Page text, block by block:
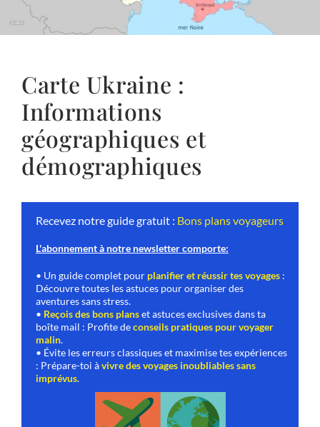
Carte Ukraine :
Informations
géographiques et
démographiques